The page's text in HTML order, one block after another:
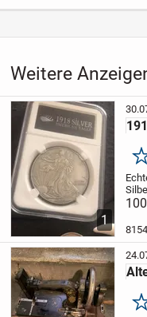
Weitere
1